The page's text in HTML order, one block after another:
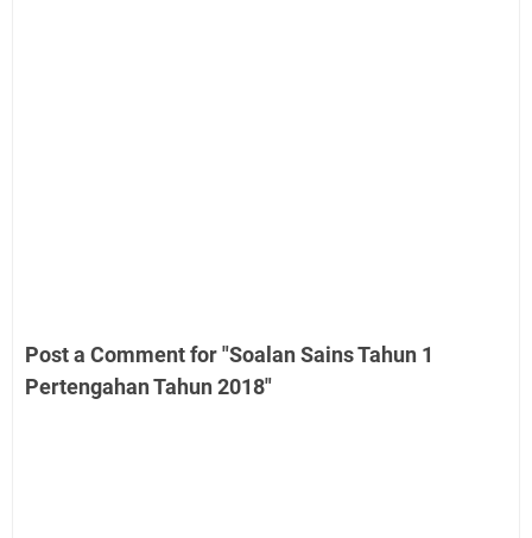
Post a Comment for "Soalan Sains Tahun 1
Pertengahan Tahun 2018"